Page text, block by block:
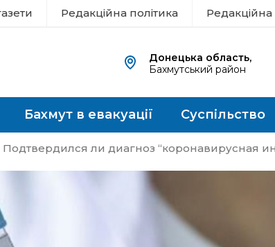
Редакційна політика Редакційна
Донецька область,
Бахмутський район
Бахмут в евакуації Суспільство
Подтвердился ли диагноз “коронавирусная